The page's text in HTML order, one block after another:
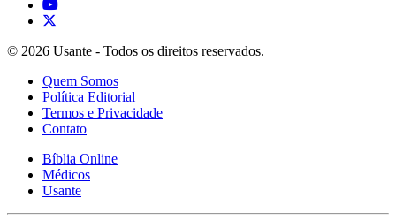
© 2026 Usante - Todos os direitos reservados.
Quem Somos
Política Editorial
Termos e Privacidade
Contato
Bíblia Online
Médicos
Usante